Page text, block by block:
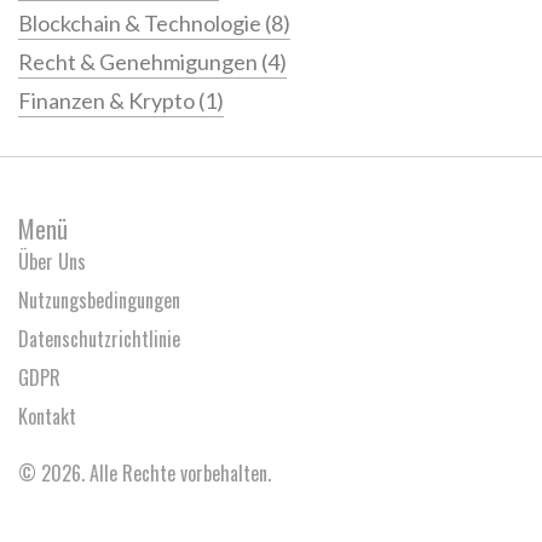
Blockchain & Technologie (8)
Recht & Genehmigungen (4)
Finanzen & Krypto(1)
Menü
Über Uns
Nutzungsbedingungen
Datenschutzrichtlinie
GDPR
Kontakt
© 2026. Alle Rechte vorbehalten.